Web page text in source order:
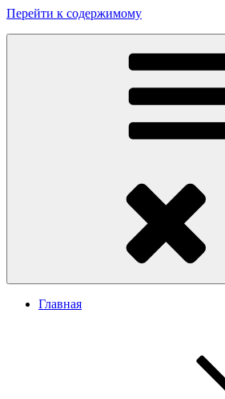
Перейти к содержимому
Заказать сайт в Бишкеке
Разработка сайтов в Бишкеке. Сайт
Sait.kg. Доступные цены на
Главная